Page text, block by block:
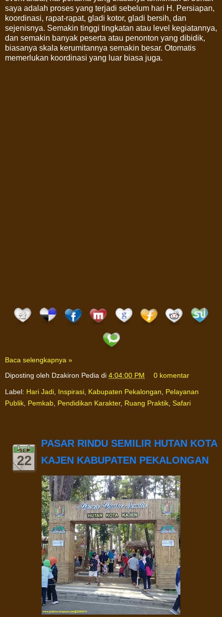
saya adalah proses yang terjadi sebelum hari H. Persiapan,
koordinasi, rapat-rapat, gladi kotor, gladi bersih, dan
sejenisnya. Semakin tinggi tingkatan atau level kegiatannya,
dan semakin banyak peserta atau penonton yang dibidik,
biasanya skala kerumitannya semakin besar. Otomatis
memerlukan koordinasi yang luar biasa juga.
Baca selengkapnya »
Diposting oleh Dzakiron Pedia di 4:04:00 PM 0 komentar
Label: Hari Jadi Inspirasi Kabupaten Pekalongan
Pelayanan
Publik Pemkab Pendidikan Karakter, Ruang Praktik Safari
SEP
22
PASAR RINDU SEMILIR HUTAN KOTA
KAJEN KABUPATEN PEKALONGAN